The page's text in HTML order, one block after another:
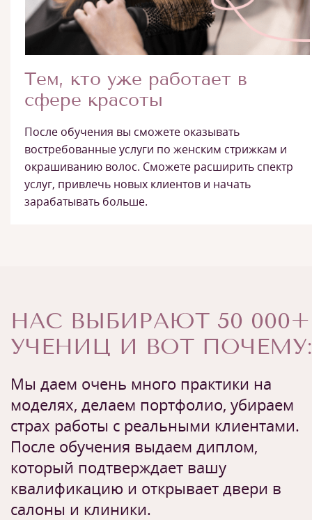
Тем, кто уже работает в
сфере красоты
После обучения вы сможете оказывать
востребованные услуги по женским стрижкам и
окрашиванию волос. Сможете расширить спектр
услуг, привлечь новых клиентов и начать
зарабатывать больше.
НАС ВЫБИРАЮТ 50 000+
УЧЕНИЦ И ВОТ ПОЧЕМУ:
Мы даем очень много практики на
моделях, делаем портфолио, убираем
страх работы с реальными клиентами.
После обучения выдаем диплом,
который подтверждает вашу
квалификацию и открывает двери в
салоны и клиники.